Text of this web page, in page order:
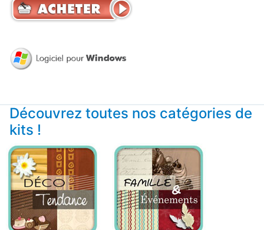
Découvrez toutes nos catégories de
kits !